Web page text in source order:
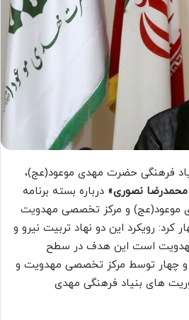
فرهنگی حضرت مهدی موعود(عج)،
نصوری» درباره بسته برنامه
موعود(عج) و مرکز تخصصی مهدویت
کرد: رویکرد این دو نهاد تربیت نیرو و
مهدویت است این هدف در سطح
توسط مرکز تخصصی مهدویت و
های بنیاد فرهنگی مهدی